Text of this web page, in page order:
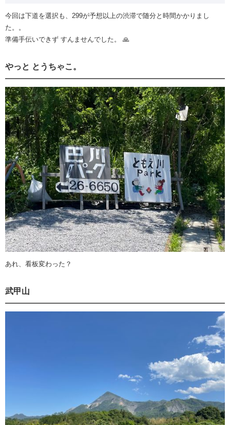
今回は下道を選択も、299が予想以上の渋滞で随分と時間かかりまし
た。。
準備手伝いできず すんませんでした。 🙏
やっと とうちゃこ。
あれ、看板変わった？
武甲山